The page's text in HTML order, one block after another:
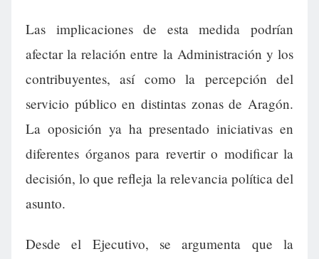
Las implicaciones de esta medida podrían
afectar la relación entre la Administración y los
contribuyentes, así como la percepción del
servicio público en distintas zonas de Aragón.
La oposición ya ha presentado iniciativas en
diferentes órganos para revertir o modificar la
decisión, lo que refleja la relevancia política del
asunto.
Desde el Ejecutivo, se argumenta que la